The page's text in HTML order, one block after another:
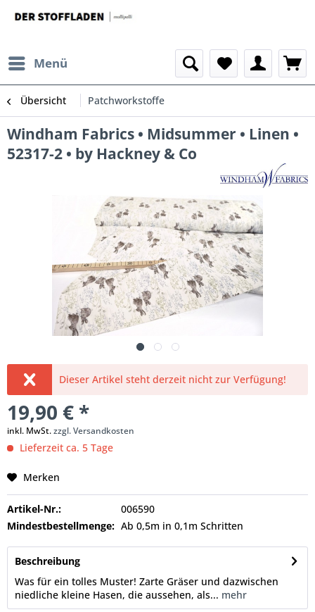
Menü
Übersicht Patchworkstoffe
Windham Fabrics • Midsummer • Linen •
52317-2 • by Hackney & Co
Dieser Artikel steht derzeit nicht zur Verfügung!
19,90 € *
inkl. MwSt.zzgl. Versandkosten
Lieferzeit ca. 5 Tage
Merken
Artikel-Nr.:
006590
Mindestbestellmenge: Ab 0,5m in 0,1m Schritten
Beschreibung
Was für ein tolles Muster! Zarte Gräser und dazwischen
niedliche kleine Hasen, die aussehen, als... mehr